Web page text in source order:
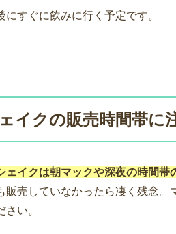
にすぐに飲みに行く予定です。
イクの販売時間帯に
ェイクは朝マックや深夜の時間帯
販売していなかったら凄く残念
い。